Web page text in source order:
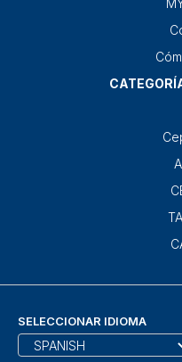
SELECCIONAR IDIOMA